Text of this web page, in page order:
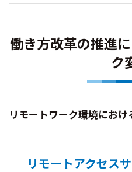
働き方改革の推進
ク
リモートワーク環境にお
リモートアクセス